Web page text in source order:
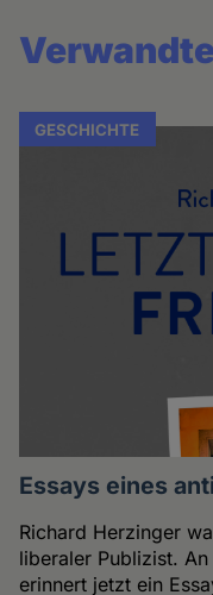
GESCHICHTE
Essays eines
Richard Herzinger
liberaler Publizist.
erinnert jetzt ein